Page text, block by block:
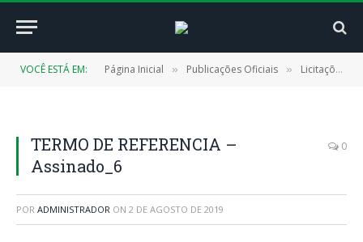
VOCÊ ESTÁ EM: Página Inicial » Publicações Oficiais » Licitações
TERMO DE REFERENCIA –
Assinado_6
0
POR ADMINISTRADOR ON 2 DE AGOSTO DE 2019